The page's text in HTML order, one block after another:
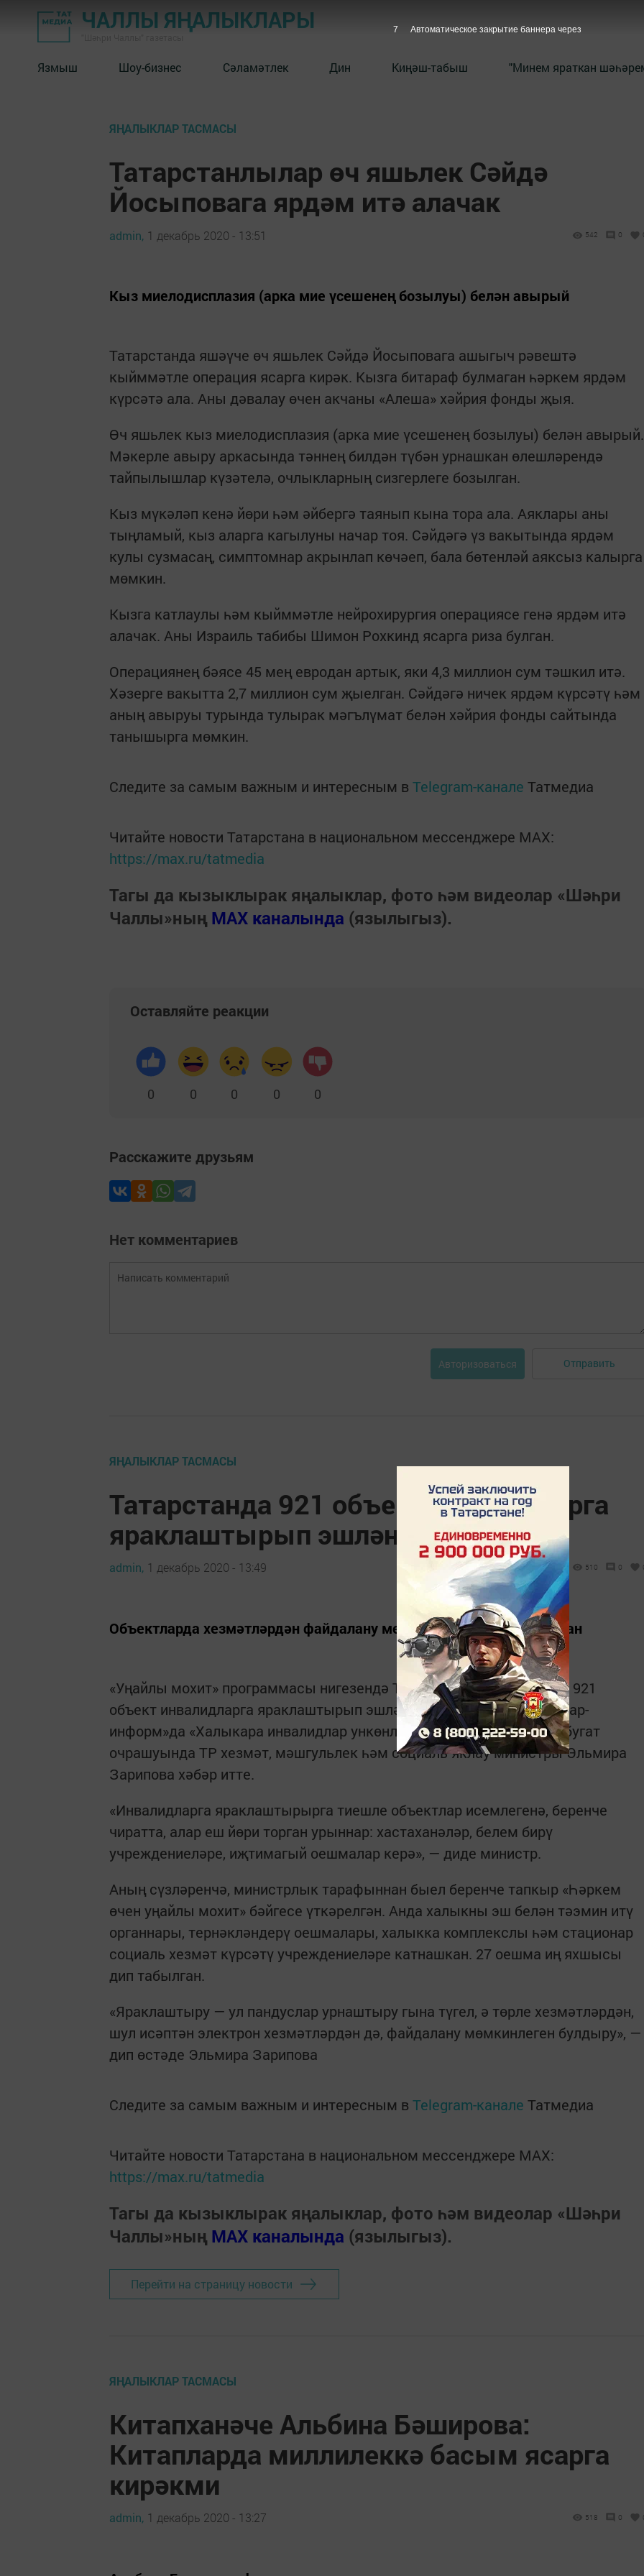
ЧАЛЛЫ ЯҢАЛЫКЛАРЫ
Язмыш Шоу-бизнес Сәламәтлек Дин Киңәш-табыш "Минем яраткан
ЯҢАЛЫКЛАР ТАСМАСЫ
Татарстанлылар өч яшьлек Сәйдә
Йосыповага ярдәм итә алачак
admin, 1 декабрь 2020 - 13:51 542 0
Кыз миелодисплазия (арка мие үсешенең бозылуы) белән авырый
Татарстанда яшәүче өч яшьлек Сәйдә Йосыповага ашыгыч рәвештә
кыйммәтле операция ясарга кирәк. Кызга битараф булмаган һәркем ярдәм
күрсәтә ала. Аны дәвалау өчен акчаны «Алеша» хәйрия фонды җыя.
Өч яшьлек кыз миелодисплазия (арка мие үсешенең бозылуы) белән авырый.
Мәкерле авыру аркасында тәннең билдән түбән урнашкан өлешләрендә
тайпылышлар күзәтелә, очлыкларның сизгерлеге бозылган.
Кыз мүкәләп кенә йөри һәм әйбергә таянып кына тора ала. Аяклары аны
тыңламый, кыз аларга кагылуны начар тоя. Сәйдәгә үз вакытында ярдәм
кулы сузмасаң, симптомнар акрынлап көчәеп, бала бөтенләй аяксыз калырга
мөмкин.
Кызга катлаулы һәм кыйммәтле нейрохирургия операциясе генә ярдәм итә
алачак. Аны Израиль табибы Шимон Рохкинд ясарга риза булган.
Операциянең бәясе 45 мең евродан артык, яки 4,3 миллион сум тәшкил итә.
Хәзерге вакытта 2,7 миллион сум җыелган. Сәйдәгә ничек ярдәм күрсәтү һәм
аның авыруы турында тулырак мәгълүмат белән хәйрия фонды сайтында
танышырга мөмкин.
Следите за самым важным и интересным в Telegram-канале Татмедиа
Читайте новости Татарстана в национальном мессенджере MАХ:
https://max.ru/tatmedia
Тагы да кызыклырак яңалыклар, фото һәм видеолар «Шәһри
Чаллы»ның MAX каналында (язылыгыз).
Оставляйте реакции
0 0 0 0 0
Расскажите друзьям
Нет комментариев
Авторизоваться Отправить
ЯҢАЛЫКЛАР ТАСМАСЫ
Татарстанда 921 объект инвалидларга
яраклаштырып эшләнгән
admin, 1 декабрь 2020 - 13:49 510 0
Объектларда хезмәтләрдән файдалану мөмкинлеге дә булдырылган
«Уңайлы мохит» программасы нигезендә Татарстанда 10 ел эчендә 921
объект инвалидларга яраклаштырып эшләнгән. Бу хакта бүген «Татар-
информ»да «Халыкара инвалидлар ункөнлеге»нә багышланган матбугат
очрашуында ТР хезмәт, мәшгульлек һәм социаль яклау министры Эльмира
Зарипова хәбәр итте.
«Инвалидларга яраклаштырырга тиешле объектлар исемлегенә, беренче
чиратта, алар еш йөри торган урыннар: хастаханәләр, белем бирү
учреждениеләре, иҗтимагый оешмалар керә», — диде министр.
Аның сүзләренчә, министрлык тарафыннан быел беренче тапкыр «Һәркем
өчен уңайлы мохит» бәйгесе үткәрелгән. Анда халыкны эш белән тәэмин итү
органнары, тернәкләндерү оешмалары, халыкка комплекслы һәм стационар
социаль хезмәт күрсәтү учреждениеләре катнашкан. 27 оешма иң яхшысы
дип табылган.
«Яраклаштыру — ул пандуслар урнаштыру гына түгел, ә төрле хезмәтләрдән,
шул исәптән электрон хезмәтләрдән дә, файдалану мөмкинлеген булдыру», —
дип өстәде Эльмира Зарипова
Следите за самым важным и интересным в Telegram-канале Татмедиа
Читайте новости Татарстана в национальном мессенджере MАХ:
https://max.ru/tatmedia
Тагы да кызыклырак яңалыклар, фото һәм видеолар «Шәһри
Чаллы»ның MAX каналында (язылыгыз).
Перейти на страницу новости
ЯҢАЛЫКЛАР ТАСМАСЫ
Китапханәче Альбина Бәширова:
Китапларда миллилеккә басым ясарга
кирәкми
admin, 1 декабрь 2020 - 13:27 518 0
6 Автоматическое закрытие баннера через